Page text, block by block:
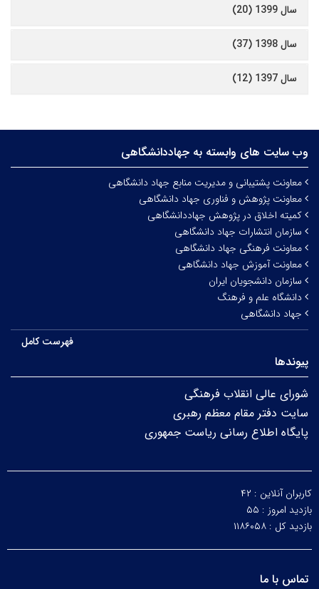
سال 1399 (20)
سال 1398 (37)
سال 1397 (12)
وب سایت های وابسته به جهاددانشگاهی
معاونت پشتیبانی و مدیریت منابع جهاد دانشگاهی
معاونت پژوهش و فناوری جهاد دانشگاهی
کمیته اخلاق در پژوهش جهاددانشگاهی
سازمان انتشارات جهاد دانشگاهی
معاونت فرهنگی جهاد دانشگاهی
معاونت آموزش جهاد دانشگاهی
سازمان دانشجویان ایران
دانشگاه علم و فرهنگ
جهاد دانشگاهی
فهرست کامل
پیوندها
شورای عالی انقلاب فرهنگی
سایت دفتر مقام معظم رهبری
پایگاه اطلاع رسانی ریاست جمهوری
کاربران آنلاین : ۴۲
بازدید امروز : ۵۵
بازدید کل : ۱۱۸۶۰۵۸
تماس با ما